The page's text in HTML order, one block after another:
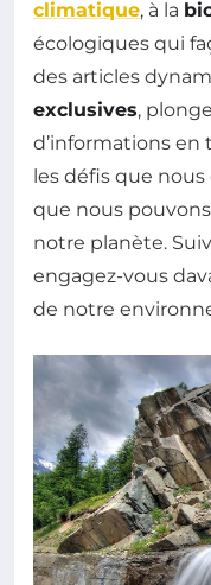
climatique, à la
écologiques qui
des articles
exclusives,
d’informations
les défis que
que nous
notre planète.
engagez-vous
de notre